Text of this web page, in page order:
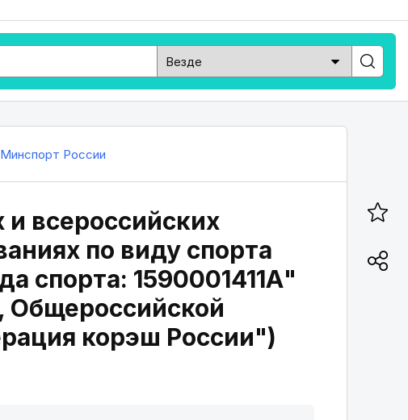
Минспорт России
всероссийских
по виду спорта
спорта: 1590001411А"
Общероссийской
корэш России")